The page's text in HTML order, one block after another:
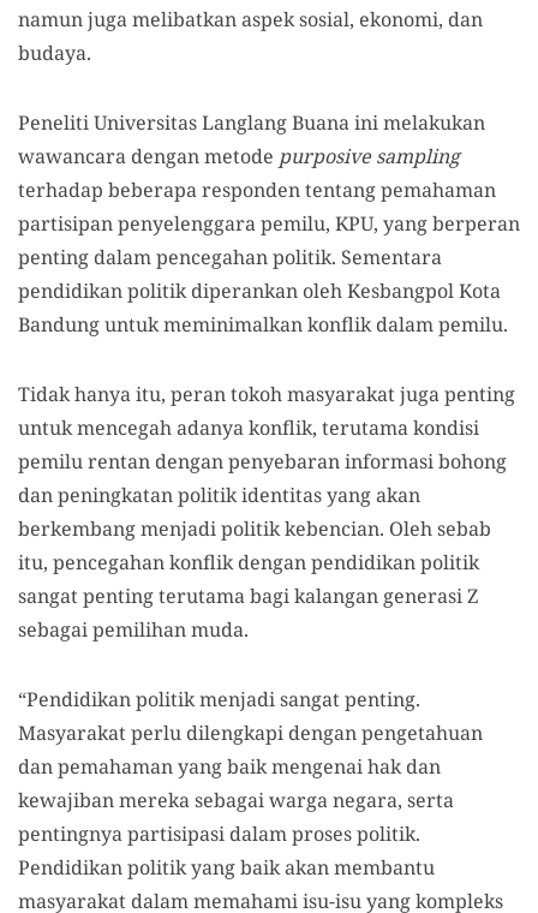
namun juga melibatkan aspek sosial, ekonomi, dan
budaya.
Peneliti Universitas Langlang Buana ini melakukan
wawancara dengan metode purposive sampling
terhadap beberapa responden tentang pemahaman
partisipan penyelenggara pemilu, KPU, yang berperan
penting dalam pencegahan politik. Sementara
pendidikan politik diperankan oleh Kesbangpol Kota
Bandung untuk meminimalkan konflik dalam pemilu.
Tidak hanya itu, peran tokoh masyarakat juga penting
untuk mencegah adanya konflik, terutama kondisi
pemilu rentan dengan penyebaran informasi bohong
dan peningkatan politik identitas yang akan
berkembang menjadi politik kebencian. Oleh sebab
itu, pencegahan konflik dengan pendidikan politik
sangat penting terutama bagi kalangan generasi Z
sebagai pemilihan muda.
“Pendidikan politik menjadi sangat penting.
Masyarakat perlu dilengkapi dengan pengetahuan
dan pemahaman yang baik mengenai hak dan
kewajiban mereka sebagai warga negara, serta
pentingnya partisipasi dalam proses politik.
Pendidikan politik yang baik akan membantu
masyarakat dalam memahami isu-isu yang kompleks